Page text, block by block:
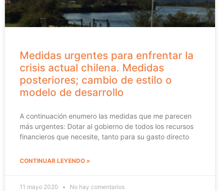
Medidas urgentes para enfrentar la
crisis actual chilena. Medidas
posteriores; cambio de estilo o
modelo de desarrollo
A continuación enumero las medidas que me parecen
más urgentes: Dotar al gobierno de todos los recursos
financieros que necesite, tanto para su gasto directo
CONTINUAR LEYENDO »
11 mayo 2020 No hay comentarios